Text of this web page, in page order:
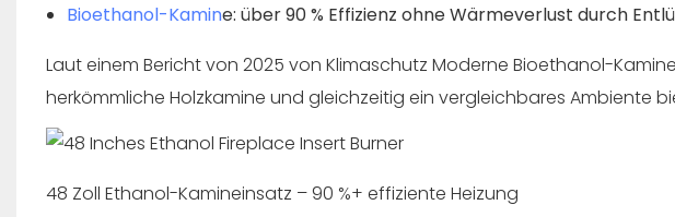
Bioethanol-Kamine: über 90 % Effizienz ohne Wärmeverlust durch
Laut einem Bericht von 2025 von Klimaschutz Moderne Bioethanol-
herkömmliche Holzkamine und gleichzeitig ein vergleichbares Ambiente
48 Zoll Ethanol-Kamineinsatz – 90 %+ effiziente Heizung